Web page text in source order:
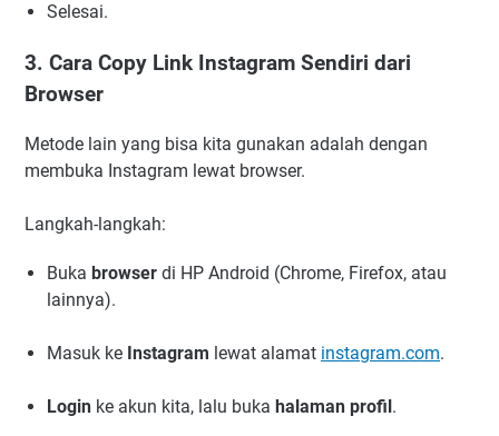
Selesai.
3. Cara Copy Link Instagram Sendiri dari
Browser
Metode lain yang bisa kita gunakan adalah dengan
membuka Instagram lewat browser.
Langkah-langkah:
Buka browser di HP Android (Chrome, Firefox, atau
lainnya).
Masuk ke Instagram lewat alamat instagram.com.
Login ke akun kita, lalu buka halaman profil.